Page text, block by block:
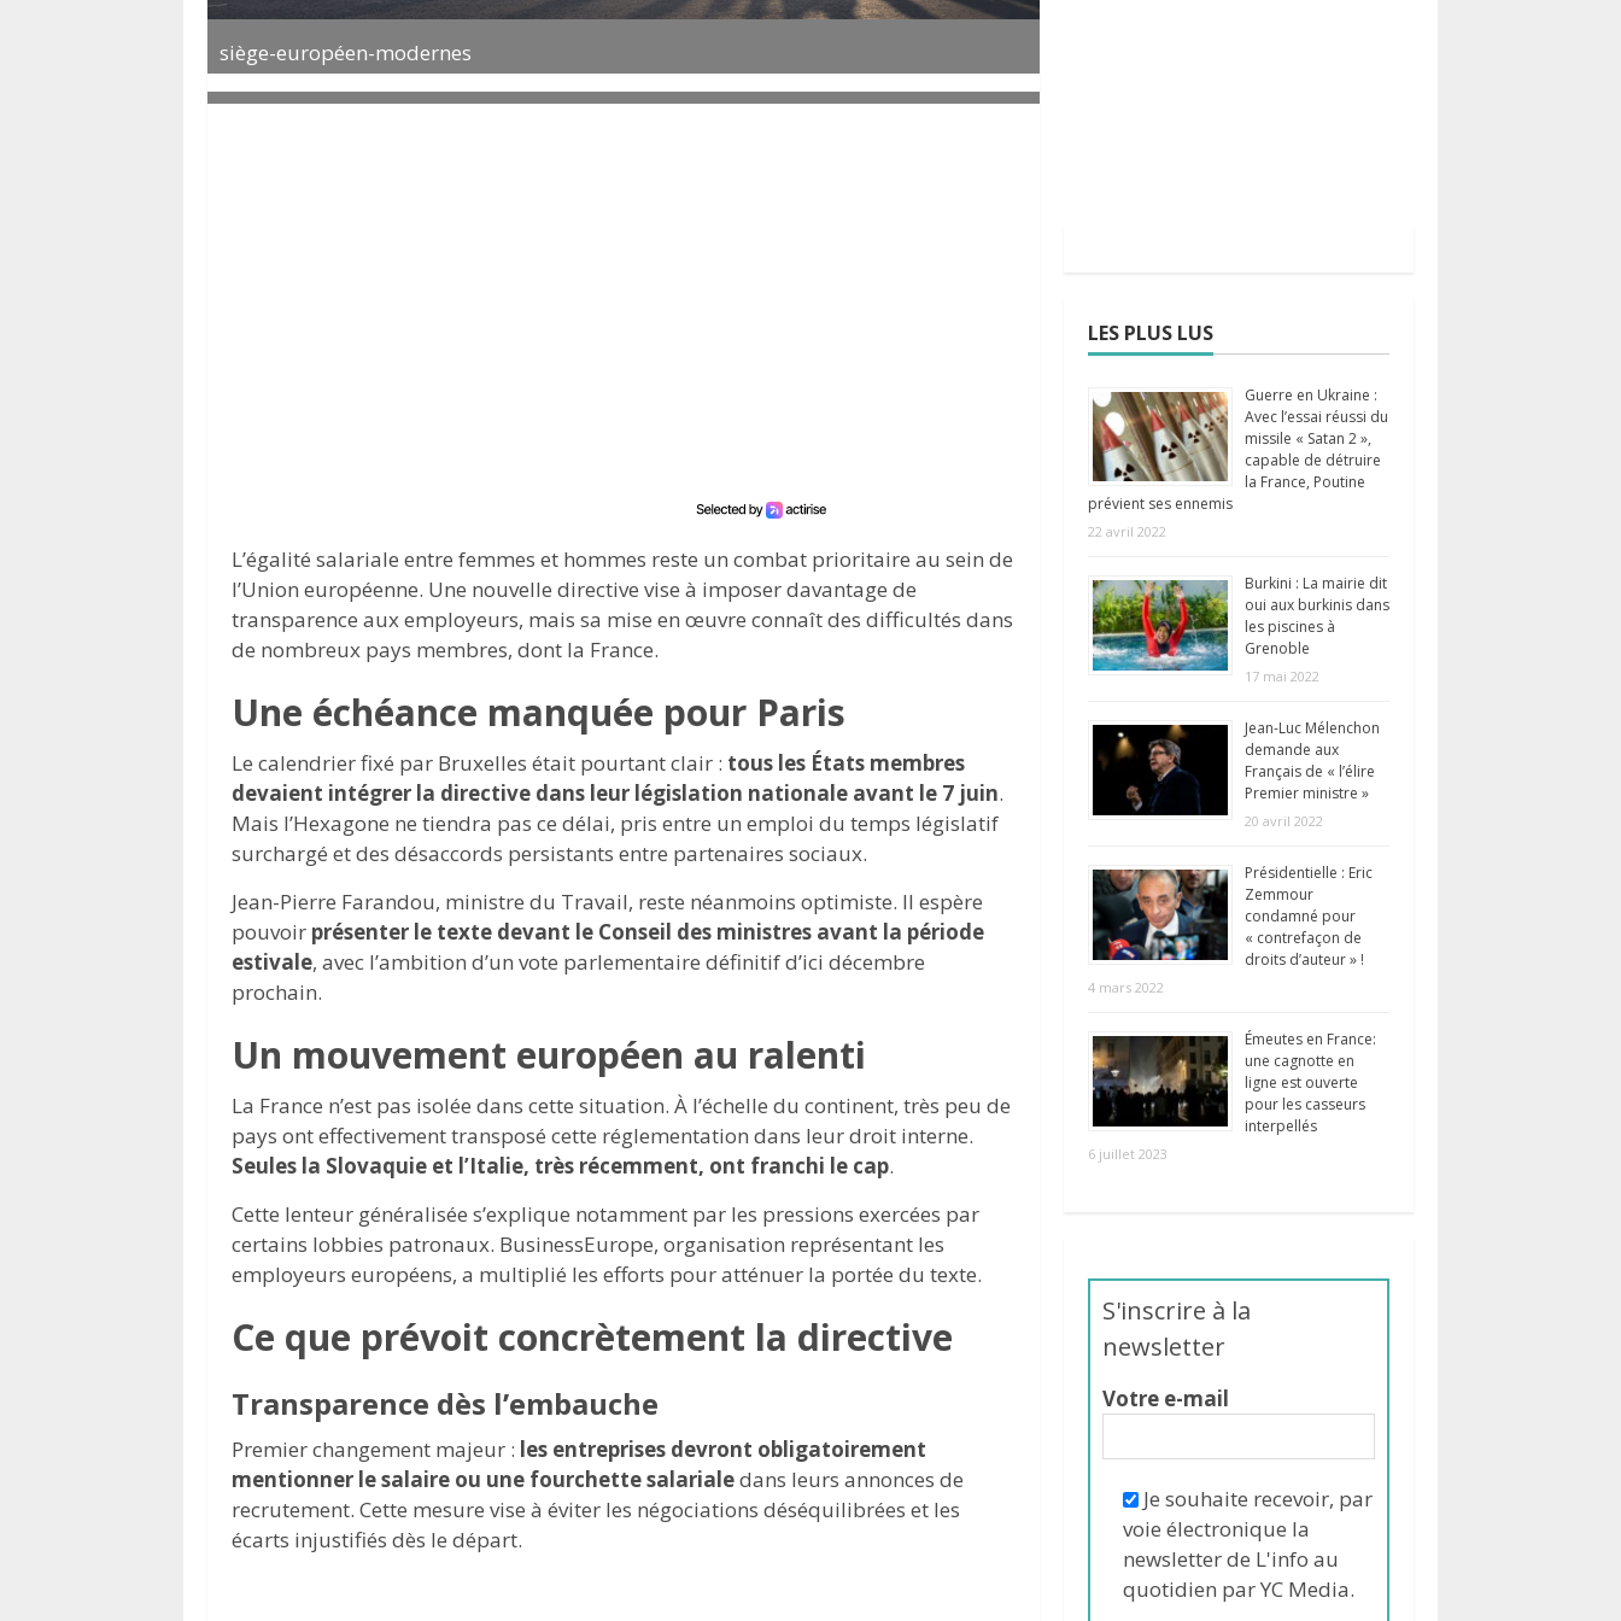
siège-européen-modernes
L’égalité salariale entre femmes et hommes reste un combat prioritaire au sein de
l’Union européenne. Une nouvelle directive vise à imposer davantage de
transparence aux employeurs, mais sa mise en œuvre connaît des difficultés dans
de nombreux pays membres, dont la France.
Une échéance manquée pour Paris
Le calendrier fixé par Bruxelles était pourtant clair : tous les États membres
devaient intégrer la directive dans leur législation nationale avant le 7 juin.
Mais l’Hexagone ne tiendra pas ce délai, pris entre un emploi du temps législatif
surchargé et des désaccords persistants entre partenaires sociaux.
Jean-Pierre Farandou, ministre du Travail, reste néanmoins optimiste. Il espère
pouvoir présenter le texte devant le Conseil des ministres avant la période
estivale, avec l’ambition d’un vote parlementaire définitif d’ici décembre
prochain.
Un mouvement européen au ralenti
La France n’est pas isolée dans cette situation. À l’échelle du continent, très peu de
pays ont effectivement transposé cette réglementation dans leur droit interne.
Seules la Slovaquie et l’Italie, très récemment, ont franchi le cap.
Cette lenteur généralisée s’explique notamment par les pressions exercées par
certains lobbies patronaux. BusinessEurope, organisation représentant les
employeurs européens, a multiplié les efforts pour atténuer la portée du texte.
Ce que prévoit concrètement la directive
Transparence dès l’embauche
Premier changement majeur : les entreprises devront obligatoirement
mentionner le salaire ou une fourchette salarialedans leurs annonces de
recrutement. Cette mesure vise à éviter les négociations déséquilibrées et les
écarts injustifiés dès le départ.
LES PLUS LUS
Guerre en Ukraine :
Avec l’essai réussi du
missile « Satan 2 »,
capable de détruire
la France, Poutine
prévient ses ennemis
22 avril 2022
Burkini : La mairie dit
oui aux burkinis dans
les piscines à
Grenoble
17 mai 2022
Jean-Luc Mélenchon
demande aux
Français de « l’élire
Premier ministre »
20 avril 2022
Présidentielle : Eric
Zemmour
condamné pour
« contrefaçon de
droits d’auteur » !
4 mars 2022
Émeutes en France:
une cagnotte en
ligne est ouverte
pour les casseurs
interpellés
6 juillet 2023
S'inscrire à la
newsletter
Votre e-mail
Je souhaite recevoir, par
voie électronique la
newsletter de L'info au
quotidien par YC Media.